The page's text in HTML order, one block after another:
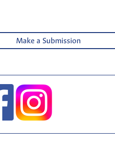
Make a Submission